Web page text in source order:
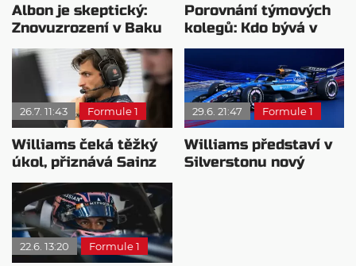
Albon je skeptický:
Znovuzrození v Baku
nepovažuje za reálne
Porovnání týmových
kolegů: Kdo bývá v
sobotu nejrychlejší?
26.7. 11:43 Formule 1
Williams čeká těžký
úkol, přiznává Sainz
29.6. 21:47 Formule 1
Williams představí v
Silverstonu nový
22.6. 13:20 Formule 1